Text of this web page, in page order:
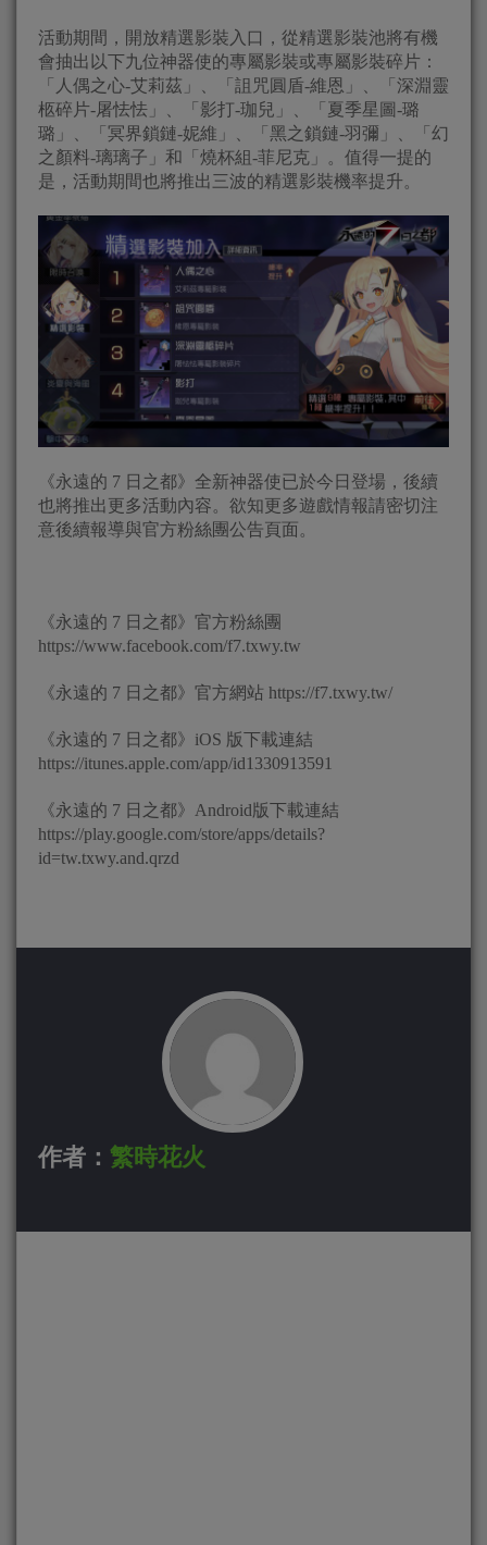
活動期間，開放精選影裝入口，從精選影裝池將有機
會抽出以下九位神器使的專屬影裝或專屬影裝碎片：
「人偶之心-艾莉茲」、「詛咒圓盾-維恩」、「深淵靈
柩碎片-屠怯怯」、「影打-珈兒」、「夏季星圖-璐
璐」、「冥界鎖鏈-妮維」、「黑之鎖鏈-羽彌」、「幻
之顏料-璃璃子」和「燒杯組-菲尼克」。值得一提的
是，活動期間也將推出三波的精選影裝機率提升。
《永遠的 7 日之都》全新神器使已於今日登場，後續
也將推出更多活動內容。欲知更多遊戲情報請密切注
意後續報導與官方粉絲團公告頁面。
《永遠的 7 日之都》官方粉絲團
https://www.facebook.com/f7.txwy.tw
《永遠的 7 日之都》官方網站 https://f7.txwy.tw/
《永遠的 7 日之都》iOS 版下載連結
https://itunes.apple.com/app/id1330913591
《永遠的 7 日之都》Android版下載連結
https://play.google.com/store/apps/details?
id=tw.txwy.and.qrzd
作者： 繁時花火